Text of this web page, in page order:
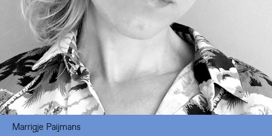
Marrigje Paijmans